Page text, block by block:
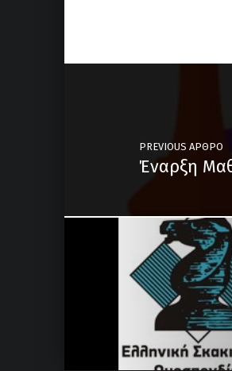
Post navigation
PREVIOUS ΆΡΘΡΟ
Έναρξη